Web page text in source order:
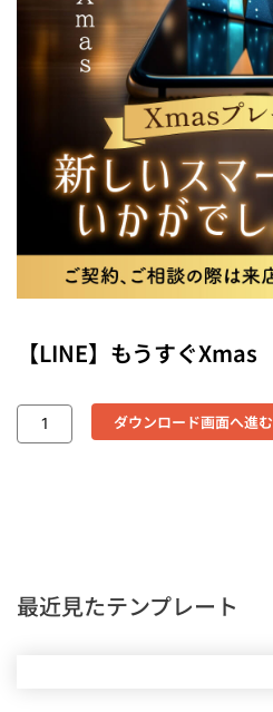
【LINE】もうすぐXmas
ダウンロード画面へ進む
最近見たテンプレート